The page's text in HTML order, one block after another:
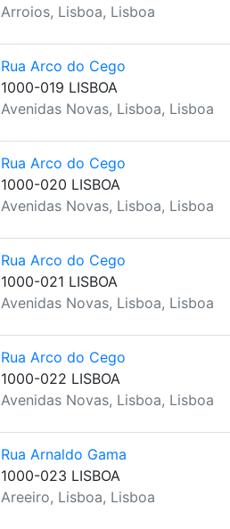
Arroios, Lisboa, Lisboa
Rua Arco do Cego
1000-019 LISBOA
Avenidas Novas, Lisboa, Lisboa
Rua Arco do Cego
1000-020 LISBOA
Avenidas Novas, Lisboa, Lisboa
Rua Arco do Cego
1000-021 LISBOA
Avenidas Novas, Lisboa, Lisboa
Rua Arco do Cego
1000-022 LISBOA
Avenidas Novas, Lisboa, Lisboa
Rua Arnaldo Gama
1000-023 LISBOA
Areeiro, Lisboa, Lisboa